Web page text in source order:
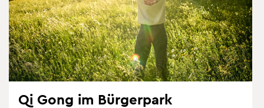
Qi Gong im Bür­ger­park